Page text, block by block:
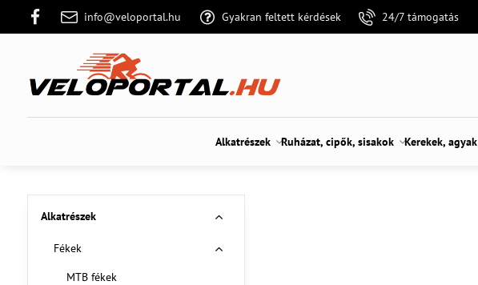
info@veloportal.hu Gyakran feltett kérdések 24/7 támogatás
Alkatrészek Ruházat, cipők, sisakok Kerekek, agyak
Alkatrészek
Fékek
MTB fékek